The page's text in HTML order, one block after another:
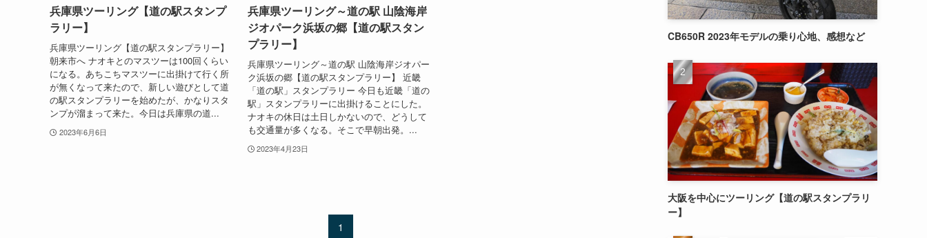
兵庫県ツーリング【道の駅スタンプ
ラリー】
兵庫県ツーリング【道の駅スタンプラリー】
朝来市へ ナオキとのマスツーは100回くらい
になる。あちこちマスツーに出掛けて行く所
が無くなって来たので、新しい遊びとして道
の駅スタンプラリーを始めたが、かなりスタ
ンプが溜まって来た。今日は兵庫県の道...
2023年6月6日
兵庫県ツーリング～道の駅 山陰海岸
ジオパーク浜坂の郷【道の駅スタン
プラリー】
兵庫県ツーリング～道の駅 山陰海岸ジオパー
ク浜坂の郷【道の駅スタンプラリー】 近畿
「道の駅」スタンプラリー 今日も近畿「道の
駅」スタンプラリーに出掛けることにした。
ナオキの休日は土日しかないので、どうして
も交通量が多くなる。そこで早朝出発。...
2023年4月23日
1
CB650R 2023年モデルの乗り心地、感想など
大阪を中心にツーリング【道の駅スタンプラリ
ー】